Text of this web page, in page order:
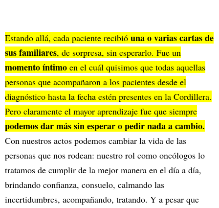
Estando allá, cada paciente recibió una o varias cartas de
sus familiares, de sorpresa, sin esperarlo. Fue un
momento íntimo en el cuál quisimos que todas aquellas
personas que acompañaron a los pacientes desde el
diagnóstico hasta la fecha estén presentes en la Cordillera.
Pero claramente el mayor aprendizaje fue que siempre
podemos dar más sin esperar o pedir nada a cambio.
Con nuestros actos podemos cambiar la vida de las
personas que nos rodean: nuestro rol como oncólogos lo
tratamos de cumplir de la mejor manera en el día a día,
brindando confianza, consuelo, calmando las
incertidumbres, acompañando, tratando. Y a pesar que